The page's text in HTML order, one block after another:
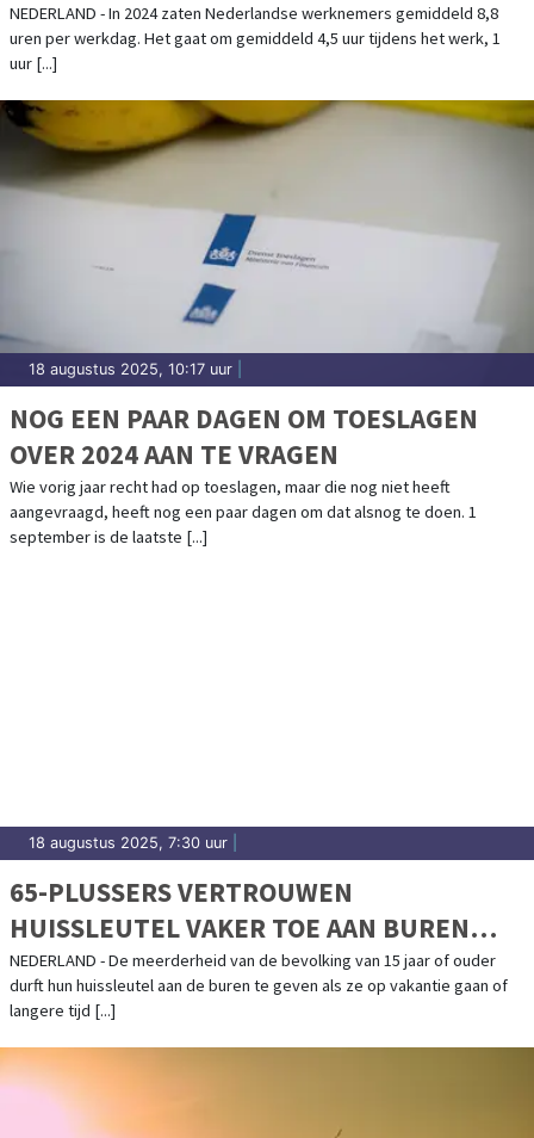
NEDERLAND - In 2024 zaten Nederlandse werknemers gemiddeld 8,8
uren per werkdag. Het gaat om gemiddeld 4,5 uur tijdens het werk, 1
uur [...]
18 augustus 2025, 10:17 uur
NOG EEN PAAR DAGEN OM TOESLAGEN
OVER 2024 AAN TE VRAGEN
Wie vorig jaar recht had op toeslagen, maar die nog niet heeft
aangevraagd, heeft nog een paar dagen om dat alsnog te doen. 1
september is de laatste [...]
18 augustus 2025, 7:30 uur
65-PLUSSERS VERTROUWEN
HUISSLEUTEL VAKER TOE AAN BUREN
TIJDENS VAKANTIE
NEDERLAND - De meerderheid van de bevolking van 15 jaar of ouder
durft hun huissleutel aan de buren te geven als ze op vakantie gaan of
langere tijd [...]